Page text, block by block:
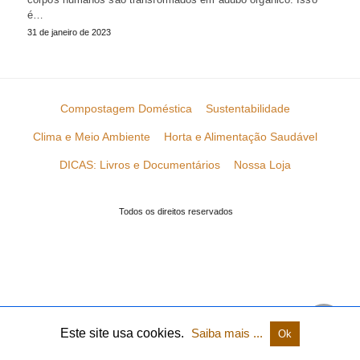
é…
31 de janeiro de 2023
Compostagem Doméstica Sustentabilidade
Clima e Meio Ambiente Horta e Alimentação Saudável
DICAS: Livros e Documentários Nossa Loja
Todos os direitos reservados
Este site usa cookies. Saiba mais ... Ok